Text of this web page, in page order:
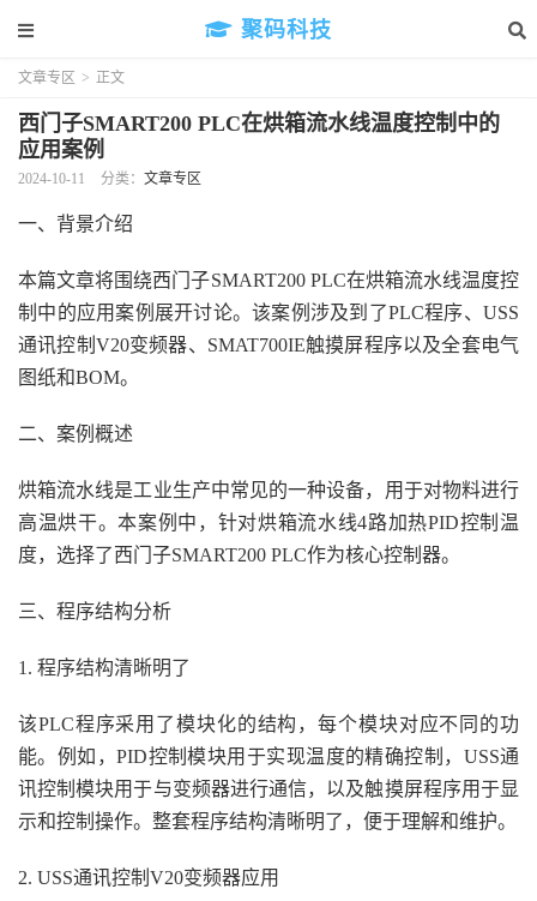
聚码科技
文章专区 > 正文
西门子SMART200 PLC在烘箱流水线温度控制中的
应用案例
2024-10-11 分类： 文章专区
一、背景介绍
本篇文章将围绕西门子SMART200 PLC在烘箱流水线温度控
制中的应用案例展开讨论。该案例涉及到了PLC程序、USS
通讯控制V20变频器、SMAT700IE触摸屏程序以及全套电气
图纸和BOM。
二、案例概述
烘箱流水线是工业生产中常见的一种设备，用于对物料进行
高温烘干。本案例中，针对烘箱流水线4路加热PID控制温
度，选择了西门子SMART200 PLC作为核心控制器。
三、程序结构分析
1. 程序结构清晰明了
该PLC程序采用了模块化的结构，每个模块对应不同的功
能。例如，PID控制模块用于实现温度的精确控制，USS通
讯控制模块用于与变频器进行通信，以及触摸屏程序用于显
示和控制操作。整套程序结构清晰明了，便于理解和维护。
2. USS通讯控制V20变频器应用